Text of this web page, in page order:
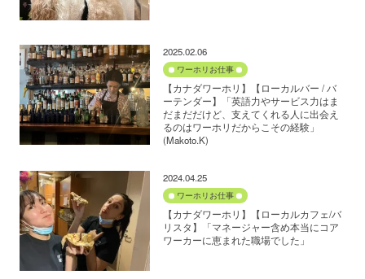
2025.02.06
ワーホリお仕事
【カナダワーホリ】【ローカルバー / バ
ーテンダー】「英語力やサービス力はま
だまだだけど、支えてくれる人に出会え
るのはワーホリだからこその経験」
(Makoto.K)
2024.04.25
ワーホリお仕事
【カナダワーホリ】【ローカルカフェ/バ
リスタ】「マネージャー含め本当にコア
ワーカーに恵まれた職場でした」